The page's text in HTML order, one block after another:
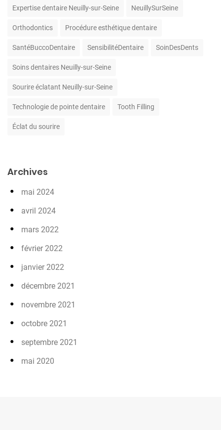
Expertise dentaire Neuilly-sur-Seine NeuillySurSeine
Orthodontics Procédure esthétique dentaire
SantéBuccoDentaire SensibilitéDentaire SoinDesDents
Soins dentaires Neuilly-sur-Seine
Sourire éclatant Neuilly-sur-Seine
Technologie de pointe dentaire Tooth Filling
Éclat du sourire
Archives
mai 2024
avril 2024
mars 2022
février 2022
janvier 2022
décembre 2021
novembre 2021
octobre 2021
septembre 2021
mai 2020